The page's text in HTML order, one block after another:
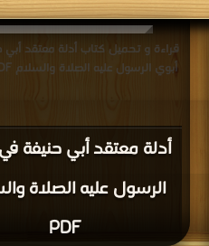
أدلة معتقد أبي حنيفة
الرسول عليه الصلاة
PDF
قراءة و تحميل كتاب أدلة معتقد أبي
أبوي الرسول عليه الصلاة والسلام PDF مجانا